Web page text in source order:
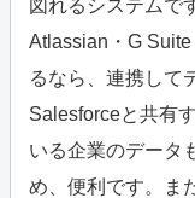
図れるシステムで
Atlassian・G
るなら、連携して
Salesforceと共有
いる企業のデータ
め、便利です。ま